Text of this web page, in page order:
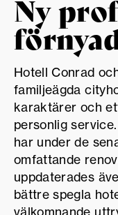
Ny
Hotell Conrad
familjeägda
karaktärer och
personlig
har under de
omfattande
uppdaterades
bättre spegla
välkomnande